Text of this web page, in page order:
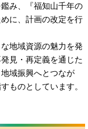
み、『福知山千年の
に、計画の改定を行
地域資源の魅力を発
見・再定義を通じた
域振興へとつなが
ものとしています。